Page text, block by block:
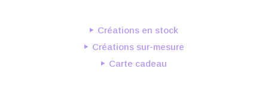
Créations en stock
Créations sur-mesure
Carte cadeau